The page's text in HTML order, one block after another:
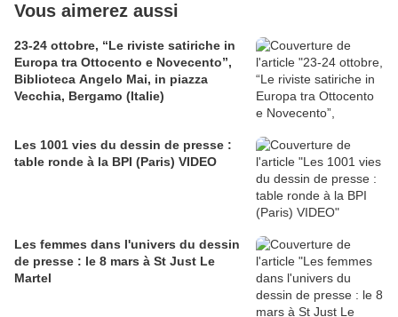
Vous aimerez aussi
23-24 ottobre, “Le riviste satiriche in
Europa tra Ottocento e Novecento”,
Biblioteca Angelo Mai, in piazza
Vecchia, Bergamo (Italie)
Les 1001 vies du dessin de presse :
table ronde à la BPI (Paris) VIDEO
Les femmes dans l'univers du dessin
de presse : le 8 mars à St Just Le
Martel